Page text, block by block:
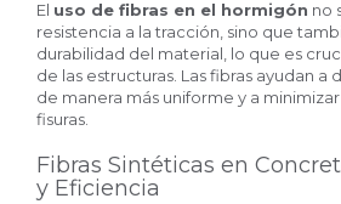
El uso de fibras en el hormigón no
resistencia a la tracción, sino que
durabilidad del material, lo que es
de las estructuras. Las fibras ayudan a
de manera más uniforme y a
fisuras.
Fibras Sintéticas en
y Eficiencia